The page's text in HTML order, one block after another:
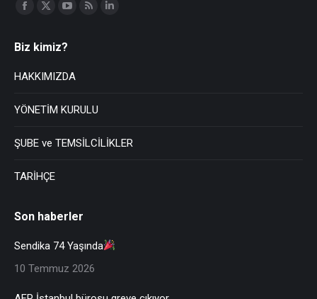
Find us on:
Biz kimiz?
HAKKIMIZDA
YÖNETİM KURULU
ŞUBE ve TEMSİLCİLİKLER
TARİHÇE
Son haberler
Sendika 74 Yaşında
10 Temmuz 2026